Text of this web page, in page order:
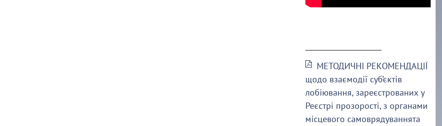
МЕТОДИЧНІ РЕКОМЕНДАЦІЇ
щодо взаємодії суб’єктів
лобіювання, зареєстрованих у
Реєстрі прозорості, з органами
місцевого самоврядуваннята